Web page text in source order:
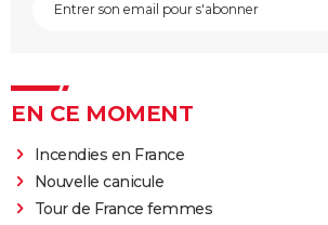
EN CE MOMENT
Incendies en France
Nouvelle canicule
Tour de France femmes